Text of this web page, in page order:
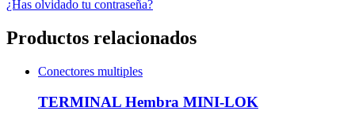
¿Has olvidado tu contraseña?
Productos relacionados
Conectores multiples
TERMINAL Hembra MINI-LOK